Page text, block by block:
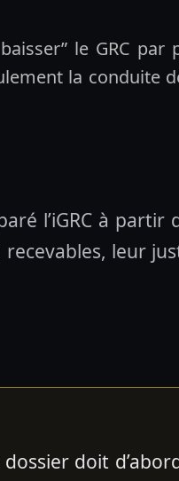
le GRC
la conduite
l’iGRC à
leur
doit